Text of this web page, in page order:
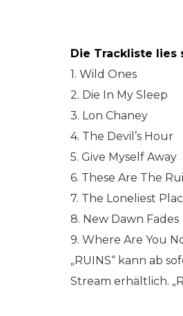
Die Trackliste lies
1. Wild Ones
2. Die In My Sleep
3. Lon Chaney
4. The Devil’s Hour
5. Give Myself Away
6. These Are The
7. The Loneliest
8. New Dawn Fades
9. Where Are You
„RUINS“ kann ab
Stream erhältlich.